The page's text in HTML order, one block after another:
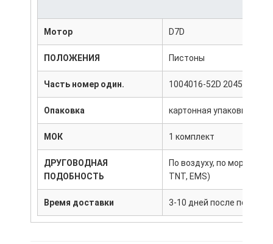
Мотор D7D
ПОЛОЖЕНИЯ Пистоны
Часть номер один. 1004016-52D 20450773
Опаковка картонная упаковка
МОК 1 комплект
ДРУГОВОДНАЯ
ПОДОБНОСТЬ
По воздуху, по морю,
TNT, EMS)
Время доставки 3-10 дней после